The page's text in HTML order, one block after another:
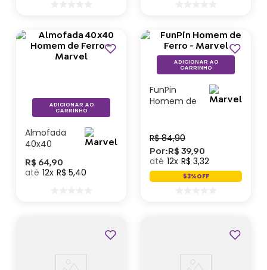
Almofada
40x40
Ferro –
Marvel
R$ 64,90
12 R$ 5,40
ADICIONAR AO
CARRINHO
FunPin
Homem de
R$ 84,90
Por:R$ 39,90
12 R$ 3,32
53%OFF
ADICIONAR AO
CARRINHO